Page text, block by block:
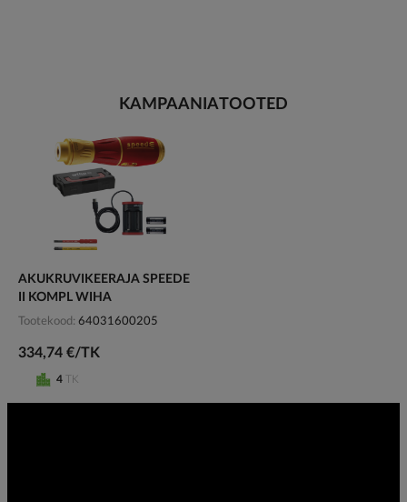
KAMPAANIATOOTED
AKUKRUVIKEERAJA SPEEDE
II KOMPL WIHA
Tootekood 64031600205
334,74 €/TK
4 TK